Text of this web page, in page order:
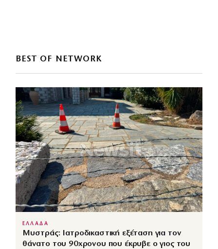
BEST OF NETWORK
ΕΛΛΑΔΑ
Μυστράς: Ιατροδικαστική εξέταση για τον
θάνατο του 90χρονου που έκρυβε ο γιος του